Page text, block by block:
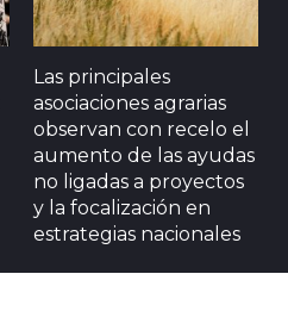
Las principales
asociaciones agrarias
observan con recelo el
aumento de las ayudas
no ligadas a proyectos
y la focalización en
estrategias nacionales